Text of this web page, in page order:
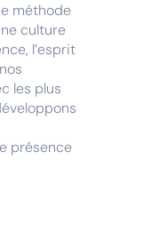
méthode
culture
l’esprit
les plus
présence